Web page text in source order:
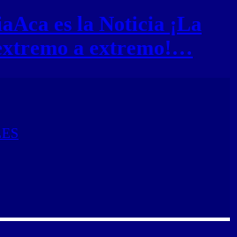
Aca es la Noticia ¡La
a extremo!…